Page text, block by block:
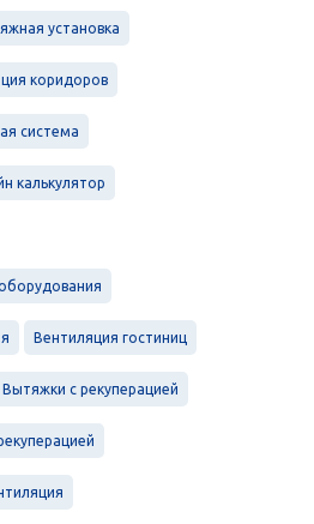
установка
коридоров
система
калькулятор
Вентиляция гостиниц
Вытяжки с рекуперацией